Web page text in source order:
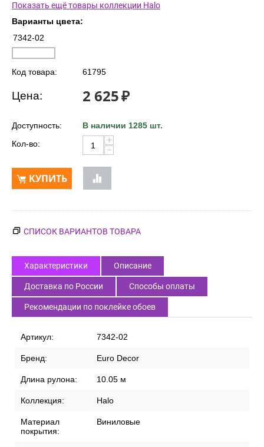
Показать ещё товары коллекции Halo
Варианты цвета:
7342-02
Код товара: 61795
Цена: 2 625₽
Доступность:
В наличии 1285 шт.
Кол-во:
+
−
КУПИТЬ
СПИСОК ВАРИАНТОВ ТОВАРА
Характеристики Описание
Доставка по России Способы оплаты
Рекомендации по поклейке обоев
Артикул: 7342-02
Бренд: Euro Decor
Длина рулона: 10.05 м
Коллекция: Halo
Материал
покрытия:
Виниловые